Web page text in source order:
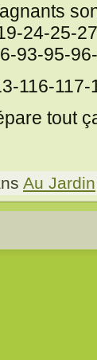
24-25-
93-95-
116-
tout
Au Jardin